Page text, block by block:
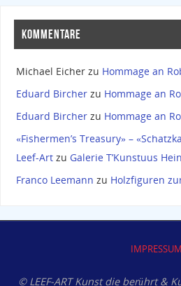
KOMMENTARE
Michael Eicherzu Hommage an
Eduard Bircherzu Hommage an
Eduard Bircherzu Hommage an
«Fishermen’s Treasury» –
Leef-Artzu Galerie T’Kunstuus
Franco Leemann zu Holzfiguren
IMPRESSUM
© LEEF-ART Kunst die berührt &